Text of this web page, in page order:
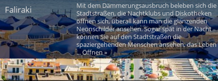
Faliraki
Mit dem Dämmerungsausbruch beleben sich die
Stadtstraßen, die Nachtklubs und Diskotheken
öffnen sich, überall kann man die glänzenden
Neonschilder ansehen. Sogar spät in der Nacht
können Sie auf den Stadtstraßen die
spaziergehenden Menschen ansehen, das Leben
... Öffnen »